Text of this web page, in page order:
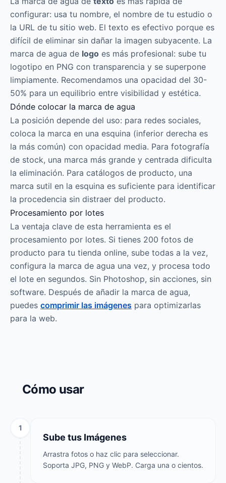
configurar: usa tu nombre, el nombre de tu estudio o
la URL de tu sitio web. El texto es efectivo porque es
difícil de eliminar sin dañar la imagen subyacente. La
marca de agua de logo es más profesional: sube tu
logotipo en PNG con transparencia y se superpone
limpiamente. Recomendamos una opacidad del 30-
50% para un equilibrio entre visibilidad y estética.
Dónde colocar la marca de agua
La posición depende del uso: para redes sociales,
coloca la marca en una esquina (inferior derecha es
la más común) con opacidad media. Para fotografía
de stock, una marca más grande y centrada dificulta
la eliminación. Para catálogos de producto, una
marca sutil en la esquina es suficiente para identificar
la procedencia sin distraer del producto.
Procesamiento por lotes
La ventaja clave de esta herramienta es el
procesamiento por lotes. Si tienes 200 fotos de
producto para tu tienda online, sube todas a la vez,
configura la marca de agua una vez, y procesa todo
el lote en segundos. Sin Photoshop, sin acciones, sin
software. Después de añadir la marca de agua,
puedes comprimir las imágenes para optimizarlas
para la web.
Cómo usar
1
Sube tus Imágenes
Arrastra fotos o haz clic para seleccionar.
Soporta JPG, PNG y WebP. Carga una o cientos.